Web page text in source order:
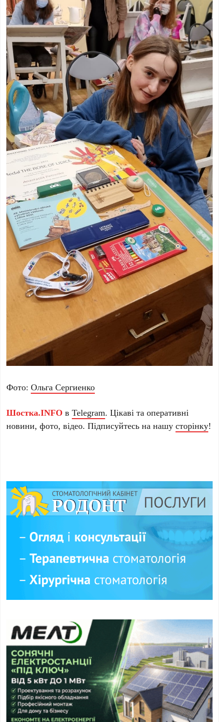
Фото:Ольга Сергиенко
Шостка.INFO вTelegram. Цікаві та оперативні
новини, фото, відео. Підписуйтесь на нашусторінку!